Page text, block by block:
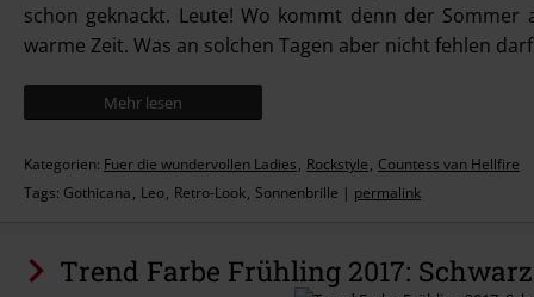
schon geknackt. Leute! Wo kommt denn der
warme Zeit. Was an solchen Tagen aber nicht fehlen
Mehr lesen
Kategorien: Fuer die wundervollen Ladies Rockstyle Countess van Hellfire
Tags: Gothicana Leo Retro-Look Sonnenbrille | permalink
Trend Farbe Frühling 2017: